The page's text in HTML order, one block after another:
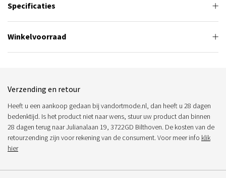
Specificaties
Winkelvoorraad
Verzending en retour
Heeft u een aankoop gedaan bij vandortmode.nl, dan heeft u 28 dagen
bedenktijd. Is het product niet naar wens, stuur uw product dan binnen
28 dagen terug naar Julianalaan 19, 3722GD Bilthoven. De kosten van de
retourzending zijn voor rekening van de consument. Voor meer info klik
hier